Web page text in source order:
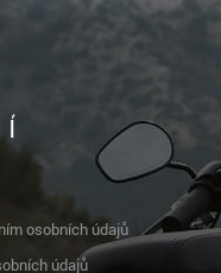
osobních údajů
údajů